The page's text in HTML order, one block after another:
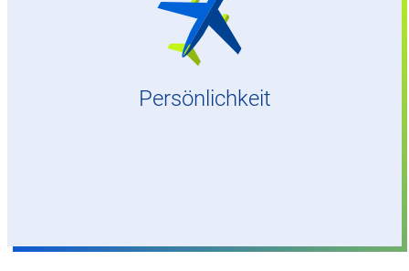
PersönlichkeitLuftfahrtbegeistert